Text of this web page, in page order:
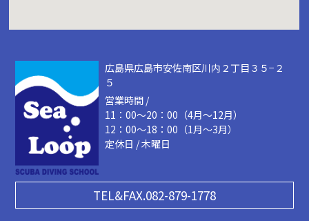
広島県広島市安佐南区川内２丁目３５−２
５
営業時間 /
11：00～20：00（4月～12月）
12：00～18：00（1月～3月）
定休日 / 木曜日
TEL&FAX.082-879-1778